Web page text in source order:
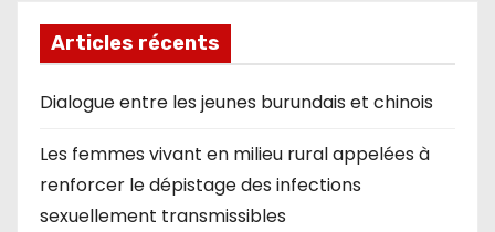
Articles récents
Dialogue entre les jeunes burundais et chinois
Les femmes vivant en milieu rural appelées à
renforcer le dépistage des infections
sexuellement transmissibles